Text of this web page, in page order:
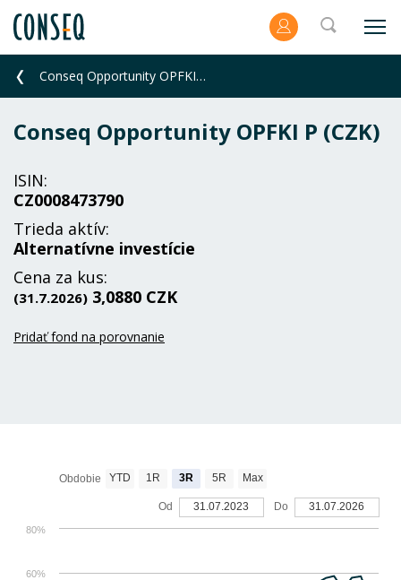
Conseq Opportunity OPFKI P (CZK)
Conseq Opportunity OPFKI P (CZK)
ISIN:
CZ0008473790
Trieda aktív:
Alternatívne investície
Cena za kus:
(31.7.2026) 3,0880 CZK
Pridať fond na porovnanie
60%
80%
Obdobie YTD 1R 3R 5R Max
Od 31.07.2023 Do 31.07.2026